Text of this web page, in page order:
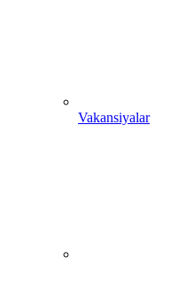
Vakansiyalar